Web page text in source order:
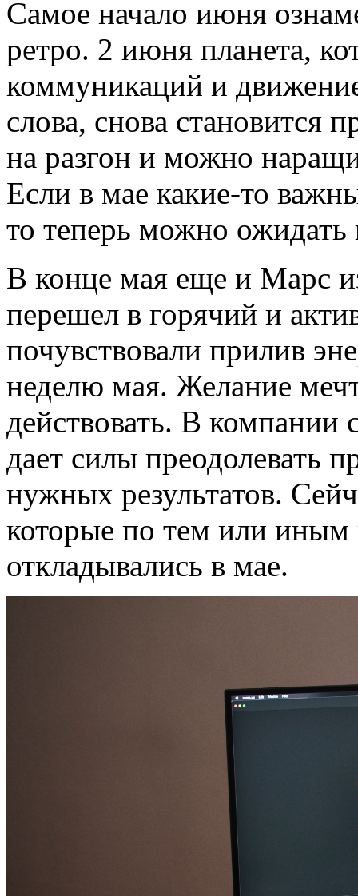
Самое начало июня
ретро. 2 июня планета,
коммуникаций и
слова, снова
на разгон и можно
Если в мае какие-то
то теперь можно
В конце мая еще и Марс
перешел в горячий и
почувствовали прилив
неделю мая. Желание
действовать. В
дает силы преодолевать
нужных результатов.
которые по тем или
откладывались в мае.